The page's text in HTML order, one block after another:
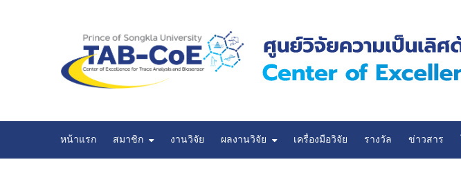
หน้าแรก สมาชิก งานวิจัย ผลงานวิจัย เครื่องมือวิจัย รางวัล ข่าวสาร